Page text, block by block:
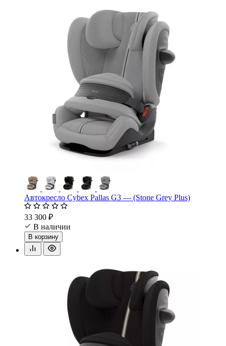
Автокресло Cybex Pallas G3 — (Stone Grey Plus)
33 300 ₽
В наличии
В корзину